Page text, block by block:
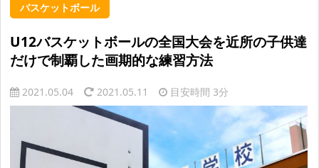
バスケットボール
U12バスケットボールの全国大会を近所の子供達
だけで制覇した画期的な練習方法
2021.05.04 2021.05.11 目安時間 3分